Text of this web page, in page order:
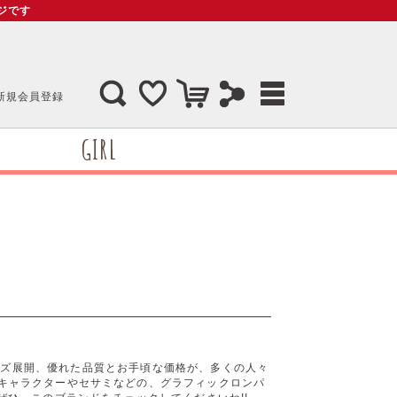
です
規会員登録
GIRL
開、優れた品質とお手頃な価格が、多くの人々
ャラクターやセサミなどの、グラフィックロンパ